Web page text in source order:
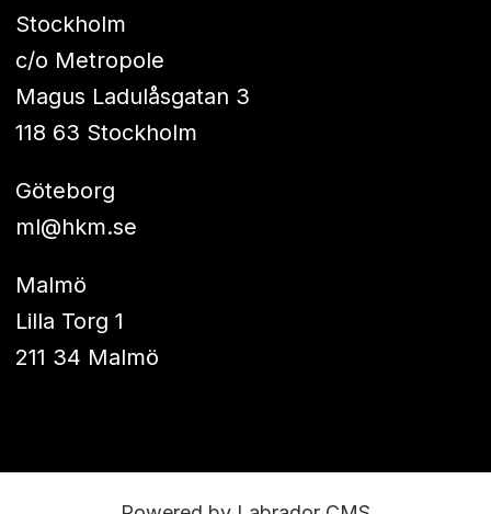
Stockholm
c/o Metropole
Magus Ladulåsgatan 3
118 63 Stockholm
Göteborg
ml@hkm.se
Malmö
Lilla Torg 1
211 34 Malmö